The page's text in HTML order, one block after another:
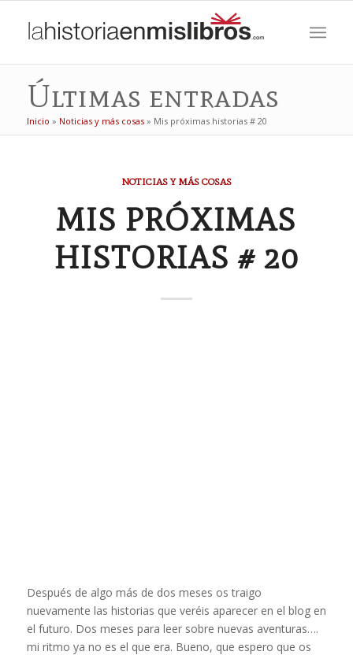
Últimas entradas
Inicio » Noticias y más cosas» Mis próximas historias # 20
NOTICIAS Y MÁS COSAS
MIS PRÓXIMAS
HISTORIAS # 20
Después de algo más de dos meses os traigo
nuevamente las historias que veréis aparecer en el blog en
el futuro. Dos meses para leer sobre nuevas aventuras….
mi ritmo ya no es el que era. Bueno, que espero que os